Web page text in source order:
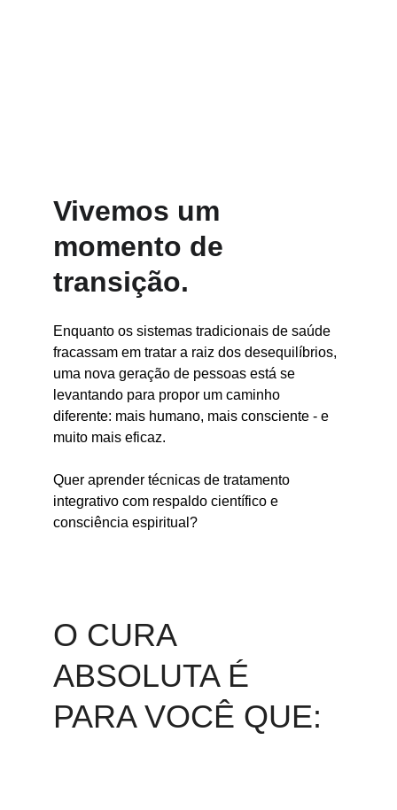
Vivemos um
momento de
transição.
Enquanto os sistemas tradicionais de saúde
fracassam em tratar a raiz dos desequilíbrios,
uma nova geração de pessoas está se
levantando para propor um caminho
diferente: mais humano, mais consciente - e
muito mais eficaz.
Quer aprender técnicas de tratamento
integrativo com respaldo científico e
consciência espiritual?
O CURA
ABSOLUTA É
PARA VOCÊ QUE: